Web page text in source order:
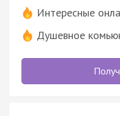
Интересные
Душевное